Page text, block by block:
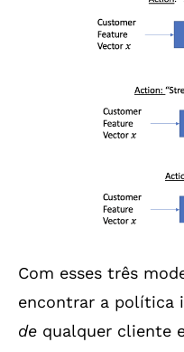
Com esses três
encontrar a política
de qualquer cliente